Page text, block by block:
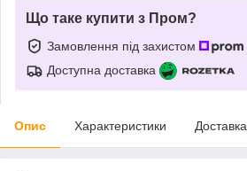
Що таке купити з Пром?
Замовлення під захистом
Доступна доставка
Опис Характеристики Доставка